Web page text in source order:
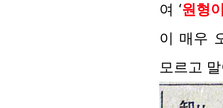
여 ‘원형
이 매우
모르고